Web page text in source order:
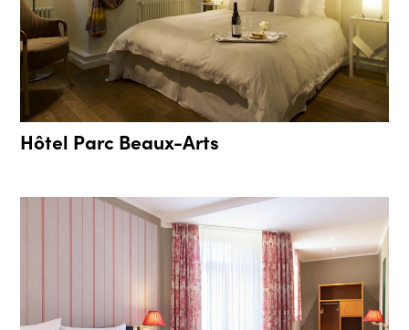
Hôtel Parc Beaux-Arts